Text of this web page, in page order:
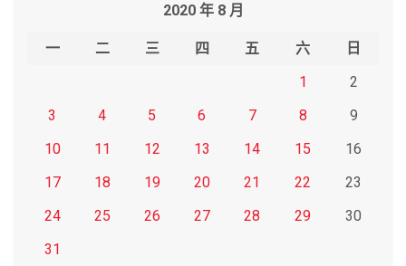
2020 年 8 月
一 二 三 四 五 六
日
1
2
3
4 5 6 7 8
9
10
11 12 13 14 15
16
17
18 19 20 21 22
23
24
25 26 27 28 29
30
31